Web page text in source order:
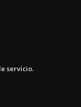
servicio.